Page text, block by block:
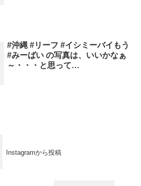
#沖縄 #リーフ #イシミーバイもう
#みーばい の写真は、いいかなぁ
～・・・と思って…
Instagramから投稿